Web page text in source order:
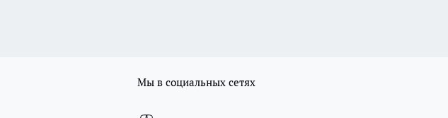
Мы в социальных сетях